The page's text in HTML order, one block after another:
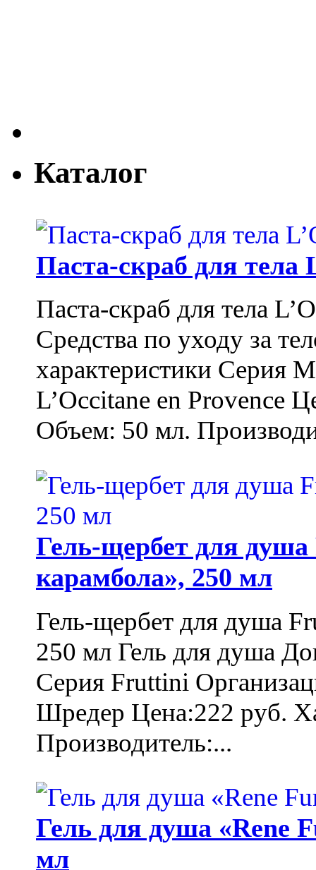
Каталог
Паста-скраб для
Паста-скраб для тела
Средства по уходу за
характеристики Серия
L’Occitane en Provence
Объем: 50 мл.
Гель-щербет для
карамбола», 250 мл
Гель-щербет для душа
250 мл Гель для душа
Серия Fruttini
Шредер Цена:222 руб.
Производитель:...
Гель для душа «Rene
мл